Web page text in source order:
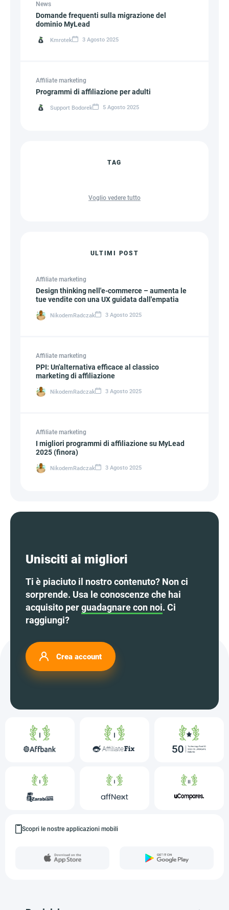
News
Domande frequenti sulla migrazione del
dominio MyLead
Kmrotek 3 Agosto 2025
Affiliate marketing
Programmi di affiliazione per adulti
Support Bodorek 5 Agosto 2025
TAG
Voglio vedere tutto
ULTIMI POST
Affiliate marketing
Design thinking nell'e-commerce – aumenta le
tue vendite con una UX guidata dall'empatia
NikodemRadczak 3 Agosto 2025
Affiliate marketing
PPI: Un'alternativa efficace al classico
marketing di affiliazione
NikodemRadczak 3 Agosto 2025
Affiliate marketing
I migliori programmi di affiliazione su MyLead
2025 (finora)
NikodemRadczak 3 Agosto 2025
Unisciti ai migliori
Ti è piaciuto il nostro contenuto? Non ci
sorprende. Usa le conoscenze che hai
acquisito perguadagnare con noi. Ci
raggiungi?
Crea account
Scopri le nostre applicazioni mobili